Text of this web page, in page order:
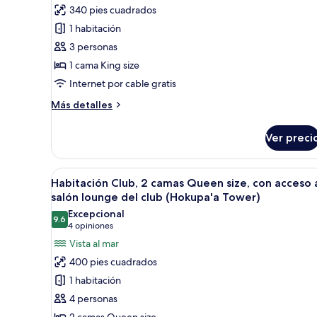
salón
lounge
del
club
(Hokupa'a
Tower)
Habitación
superior,
cama
King
size,
vista
(Kukahi)
340 pies cuadrados
1 habitación
3 personas
1 cama King size
Internet por cable gratis
Más detalles
Más
superior,
cama
King
vista
al
océano
(Kukahi)
Ver
Abrir
todas
las
fotos
de
Habitación
Club,
2
camas
Habitación de hotel con dos
5
Habitación Club, 2 camas Queen size, con acceso
salón lounge del club (Hokupa'a Tower)
9.69.6 de 10
Excepcional
4 opiniones
(4
opiniones)
Vista al mar
400 pies cuadrados
1 habitación
4 personas